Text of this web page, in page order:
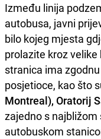
Između linija
autobusa, javni
bilo kojeg mjesta
prolazite kroz
stranica ima
posjetioce, kao što
Montreal), Oratorij
zajedno s
autobuskom